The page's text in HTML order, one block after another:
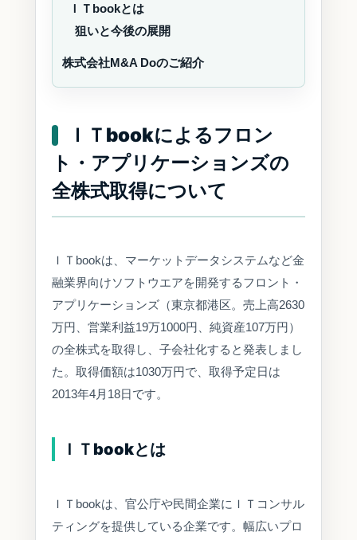
ＩＴbookとは
狙いと今後の展開
株式会社M&A Doのご紹介
ＩＴbookによるフロン
ト・アプリケーションズの
全株式取得について
ＩＴbookは、マーケットデータシステムなど金
融業界向けソフトウエアを開発するフロント・
アプリケーションズ（東京都港区。売上高2630
万円、営業利益19万1000円、純資産107万円）
の全株式を取得し、子会社化すると発表しまし
た。取得価額は1030万円で、取得予定日は
2013年4月18日です。
ＩＴbookとは
ＩＴbookは、官公庁や民間企業にＩＴコンサル
ティングを提供している企業です。幅広いプロ